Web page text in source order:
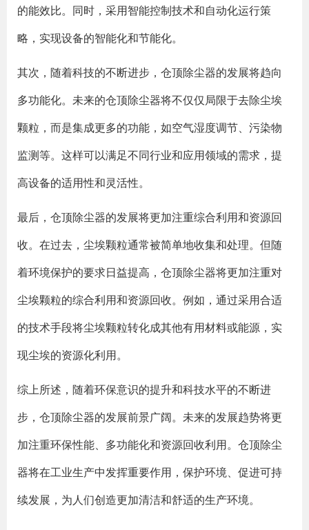
的能效比。同时，采用智能控制技术和自动化运行策
略，实现设备的智能化和节能化。
其次，随着科技的不断进步，仓顶除尘器的发展将趋向
多功能化。未来的仓顶除尘器将不仅仅局限于去除尘埃
颗粒，而是集成更多的功能，如空气湿度调节、污染物
监测等。这样可以满足不同行业和应用领域的需求，提
高设备的适用性和灵活性。
最后，仓顶除尘器的发展将更加注重综合利用和资源回
收。在过去，尘埃颗粒通常被简单地收集和处理。但随
着环境保护的要求日益提高，仓顶除尘器将更加注重对
尘埃颗粒的综合利用和资源回收。例如，通过采用合适
的技术手段将尘埃颗粒转化成其他有用材料或能源，实
现尘埃的资源化利用。
综上所述，随着环保意识的提升和科技水平的不断进
步，仓顶除尘器的发展前景广阔。未来的发展趋势将更
加注重环保性能、多功能化和资源回收利用。仓顶除尘
器将在工业生产中发挥重要作用，保护环境、促进可持
续发展，为人们创造更加清洁和舒适的生产环境。